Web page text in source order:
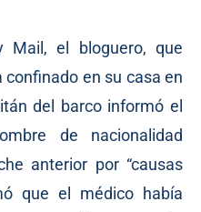
Mail, el bloguero, que
en su casa en
del barco informó el
de nacionalidad
anterior por “causas
que el médico había